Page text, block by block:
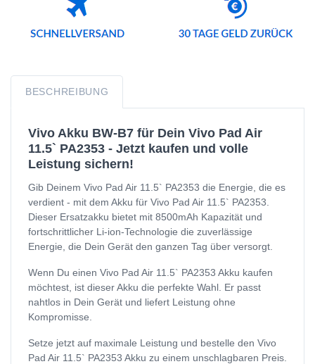
BESCHREIBUNG
Vivo Akku BW-B7 für Dein Vivo Pad Air
11.5` PA2353 - Jetzt kaufen und volle
Leistung sichern!
Gib Deinem Vivo Pad Air 11.5` PA2353 die Energie, die es
verdient - mit dem Akku für Vivo Pad Air 11.5` PA2353.
Dieser Ersatzakku bietet mit 8500mAh Kapazität und
fortschrittlicher Li-ion-Technologie die zuverlässige
Energie, die Dein Gerät den ganzen Tag über versorgt.
Wenn Du einen Vivo Pad Air 11.5` PA2353 Akku kaufen
möchtest, ist dieser Akku die perfekte Wahl. Er passt
nahtlos in Dein Gerät und liefert Leistung ohne
Kompromisse.
Setze jetzt auf maximale Leistung und bestelle den Vivo
Pad Air 11.5` PA2353 Akku zu einem unschlagbaren Preis.